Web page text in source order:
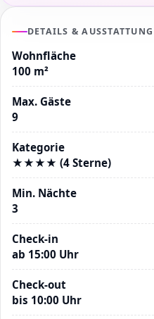
DETAILS & AUSSTATTUNG
Wohnfläche
100 m²
Max. Gäste
9
Kategorie
★★★★ (4 Sterne)
Min. Nächte
3
Check-in
ab 15:00 Uhr
Check-out
bis 10:00 Uhr